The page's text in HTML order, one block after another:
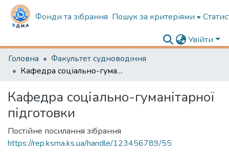
Фонди та зібрання Пошук за критеріями
Увійти
Головна
Факультет судноводіння
Кафедра соціально-гуманітарної підготовки
Кафедра соціально-гуманітарної
підготовки
Постійне посилання зібрання
https://rep.ksma.ks.ua/handle/123456789/55